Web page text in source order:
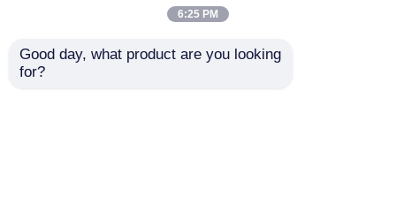
Fortsetzen
6:25 PM
Good day, what product are you looking
for?